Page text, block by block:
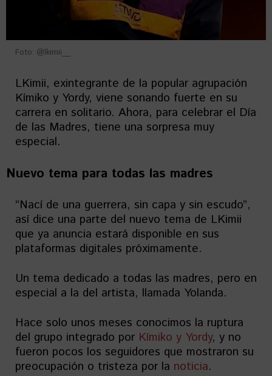
Foto: @lkimii__
LKimii, exintegrante de la popular agrupación
Kímiko y Yordy, viene sonando fuerte en su
carrera en solitario. Ahora, para celebrar el Día
de las Madres, tiene una sorpresa muy
especial.
Nuevo tema para todas las madres
“Nací de una guerrera, sin capa y sin escudo”,
así dice una parte del nuevo tema de LKimii
que ya anuncia estará disponible en sus
plataformas digitales próximamente.
Un tema dedicado a todas las madres, pero en
especial a la del artista, llamada Yolanda.
Hace solo unos meses conocimos la ruptura
del grupo integrado por Kímiko y Yordy, y no
fueron pocos los seguidores que mostraron su
preocupación o tristeza por la noticia.